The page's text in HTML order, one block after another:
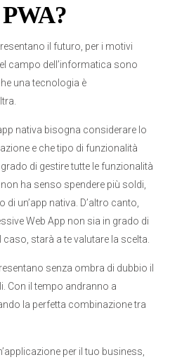
il futuro, per i motivi
campo dell’informatica sono
una tecnologia è
nativa bisogna considerare lo
e che tipo di funzionalità
di gestire tutte le funzionalità
ha senso spendere più soldi,
un’app nativa. D’altro canto,
Web App non sia in grado di
starà a te valutare la scelta.
senza ombra di dubbio il
Con il tempo andranno a
la perfetta combinazione tra
per il tuo business,